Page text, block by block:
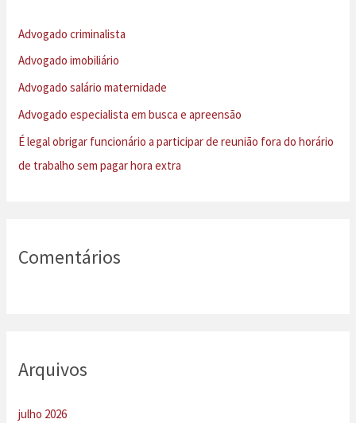
p
o
r
:
Advogado criminalista
Advogado imobiliário
Advogado salário maternidade
Advogado especialista em busca e apreensão
É legal obrigar funcionário a participar de reunião fora do horário
de trabalho sem pagar hora extra
Comentários
Arquivos
julho 2026